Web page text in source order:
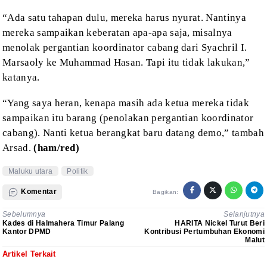
“Ada satu tahapan dulu, mereka harus nyurat. Nantinya
mereka sampaikan keberatan apa-apa saja, misalnya
menolak pergantian koordinator cabang dari Syachril I.
Marsaoly ke Muhammad Hasan. Tapi itu tidak lakukan,”
katanya.
“Yang saya heran, kenapa masih ada ketua mereka tidak
sampaikan itu barang (penolakan pergantian koordinator
cabang). Nanti ketua berangkat baru datang demo,” tambah
Arsad.(ham/red)
Maluku utara Politik
Komentar Bagikan:
Sebelumnya
Kades di Halmahera Timur Palang
Kantor DPMD
Selanjutnya
HARITA Nickel Turut Beri
Kontribusi Pertumbuhan Ekonomi
Malut
Artikel Terkait